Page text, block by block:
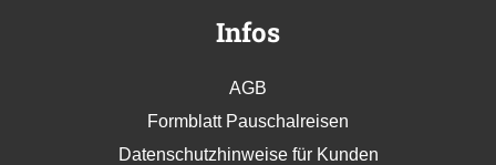
Infos
AGB
Formblatt Pauschalreisen
Datenschutzhinweise für Kunden